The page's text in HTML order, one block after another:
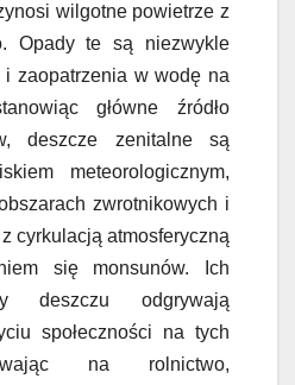
wilgotne powietrze z
Opady te są niezwykle
zaopatrzenia w wodę na
główne źródło
deszcze zenitalne są
meteorologicznym,
zwrotnikowych i
cyrkulacją atmosferyczną
się monsunów. Ich
deszczu odgrywają
społeczności na tych
na rolnictwo,